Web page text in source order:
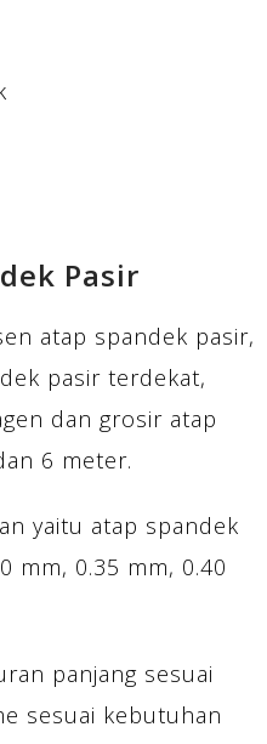
Pasir
atap spandek pasir,
pasir terdekat,
dan grosir atap
6 meter.
yaitu atap spandek
mm, 0.35 mm, 0.40
panjang sesuai
sesuai kebutuhan